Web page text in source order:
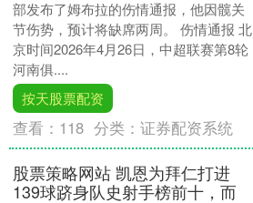
部发布了姆布拉的伤情通报，他因髋关
节伤势，预计将缺席两周。 伤情通报 北
京时间2026年4月26日，中超联赛第8轮
河南俱....
按天股票配资
查看： 118 分类：证券配资系统
股票策略网站 凯恩为拜仁打进
139球跻身队史射手榜前十，而